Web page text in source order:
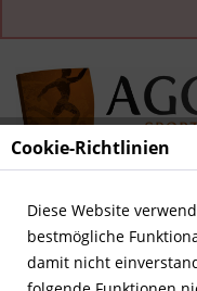
Menü
Übersicht England
Cookie-Richtlinien
Diese Website
bestmögliche
damit nicht